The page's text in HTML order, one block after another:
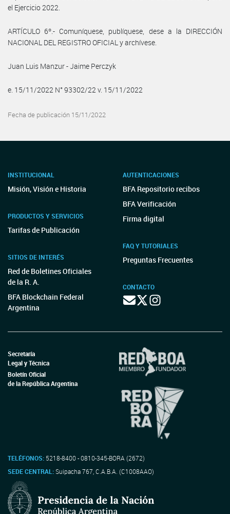
el Ejercicio 2022.
ARTÍCULO 6º.- Comuníquese, publíquese, dese a la DIRECCIÓN
NACIONAL DEL REGISTRO OFICIAL y archívese.
Juan Luis Manzur - Jaime Perczyk
e. 15/11/2022 N° 93302/22 v. 15/11/2022
Fecha de publicación 15/11/2022
INSTITUCIONAL
Misión, Visión e Historia
PRODUCTOS Y SERVICIOS
Tarifas de Publicación
SITIOS DE INTERÉS
Red de Boletines Oficiales
de la R. A.
BFA Blockchain Federal
Argentina
AUTENTICACIONES
BFA Repositorio recibos
BFA Verificación
Firma digital
FAQ Y TUTORIALES
Preguntas Frecuentes
CONTACTO
Secretaría
Legal y Técnica
Boletín Oficial
de la República Argentina
TELÉFONOS: 5218-8400 - 0810-345-BORA (2672)
SEDE CENTRAL:Suipacha 767, C.A.B.A. (C1008AAO)